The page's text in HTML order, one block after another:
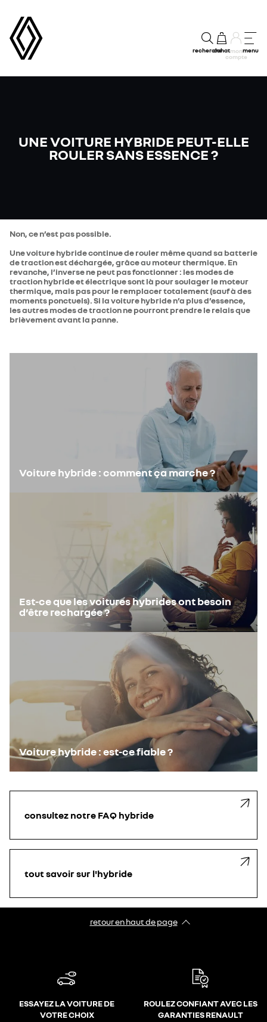
rechercheachatmon
compte
menu
UNE VOITURE HYBRIDE PEUT-ELLE
ROULER SANS ESSENCE ?
Non, ce n’est pas possible.
Une voiture hybride continue de rouler même quand sa batterie
de traction est déchargée, grâce au moteur thermique. En
revanche, l’inverse ne peut pas fonctionner : les modes de
traction hybride et électrique sont là pour soulager le moteur
thermique, mais pas pour le remplacer totalement (sauf à des
moments ponctuels). Si la voiture hybride n’a plus d’essence,
les autres modes de traction ne pourront prendre le relais que
brièvement avant la panne.
Voiture hybride : comment ça marche ?
Est-ce que les voitures hybrides ont besoin
d’être rechargée ?
Voiture hybride : est-ce fiable ?
consultez notre FAQ hybride
tout savoir sur l'hybride
retour en haut de page​
ESSAYEZ LA VOITURE DE
VOTRE CHOIX
ROULEZ CONFIANT AVEC LES
GARANTIES RENAULT